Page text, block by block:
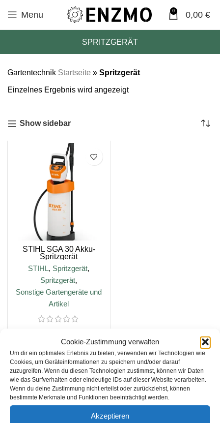
Cookie-Zustimmung verwalten
Um dir ein optimales Erlebnis zu bieten, verwenden wir Technologien wie
Cookies, um Geräteinformationen zu speichern und/oder darauf
zuzugreifen. Wenn du diesen Technologien zustimmst, können wir Daten
wie das Surfverhalten oder eindeutige IDs auf dieser Website verarbeiten.
Wenn du deine Zustimmung nicht erteilst oder zurückziehst, können
bestimmte Merkmale und Funktionen beeinträchtigt werden.
Akzeptieren
Menu 0 0,00 €
SPRITZGERÄT
Gartentechnik Startseite » Spritzgerät
Einzelnes Ergebnis wird angezeigt
Show sidebar
STIHL SGA 30 Akku-
Spritzgerät
STIHL, Spritzgerät,
Spritzgerät,
Sonstige Gartengeräte und
Artikel
IN DEN WARENKORB
inkl. 19 % MwSt.